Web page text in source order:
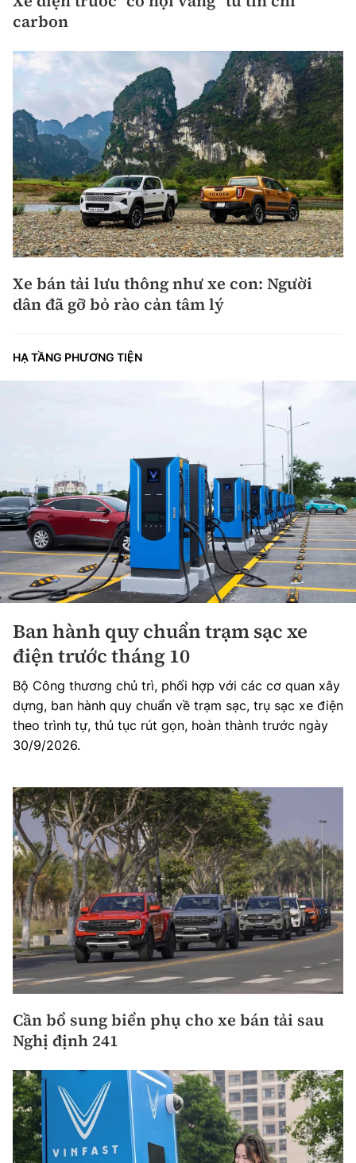
carbon
Xe bán tải lưu thông như xe con: Người
dân đã gỡ bỏ rào cản tâm lý
HẠ TẦNG PHƯƠNG TIỆN
Ban hành quy chuẩn trạm sạc xe
điện trước tháng 10
Bộ Công thương chủ trì, phối hợp với các cơ quan xây
dựng, ban hành quy chuẩn về trạm sạc, trụ sạc xe điện
theo trình tự, thủ tục rút gọn, hoàn thành trước ngày
30/9/2026.
Cần bổ sung biển phụ cho xe bán tải sau
Nghị định 241